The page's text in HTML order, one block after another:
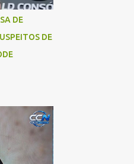
DE
DE